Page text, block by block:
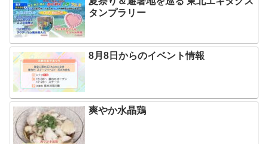
タンプラリー
8月8日からのイベント情報
爽やか水晶鶏